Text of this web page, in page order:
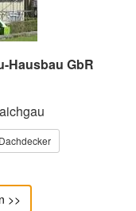
Hausbau GbR
>>